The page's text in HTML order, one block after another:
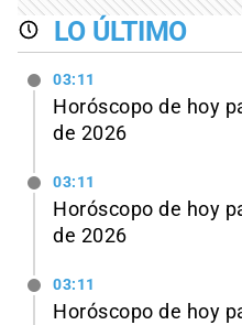
LO ÚLTIMO
03:11
Horóscopo de hoy
de 2026
03:11
Horóscopo de hoy
de 2026
03:11
Horóscopo de hoy